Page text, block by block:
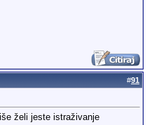
#91
želi jeste istraživanje